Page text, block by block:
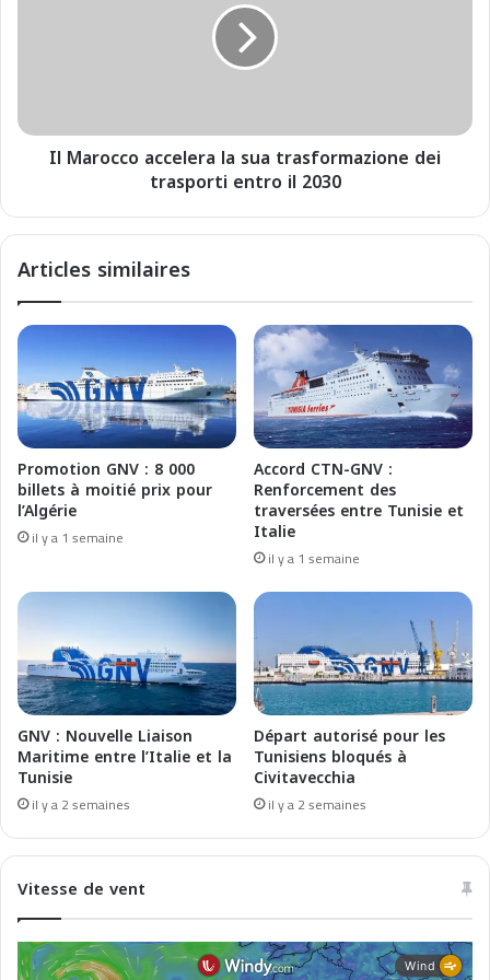
e
u
e
e
t
w
e
e
n
B
a
r
c
e
o
n
a
n
d
A
l
g
i
r
o
e
e
r
l
a
s
u
a
r
a
s
f
r
m
z
i
o
n
e
d
e
t
a
s
p
o
Il Marocco accelera la sua trasformazione dei
trasporti entro il 2030
Articles similaires
Promotion GNV : 8 000
billets à moitié prix pour
l’Algérie
il y a 1 semaine
Accord CTN-GNV :
Renforcement des
traversées entre Tunisie et
Italie
il y a 1 semaine
GNV : Nouvelle Liaison
Maritime entre l’Italie et la
Tunisie
il y a 2 semaines
Départ autorisé pour les
Tunisiens bloqués à
Civitavecchia
il y a 2 semaines
Vitesse de vent